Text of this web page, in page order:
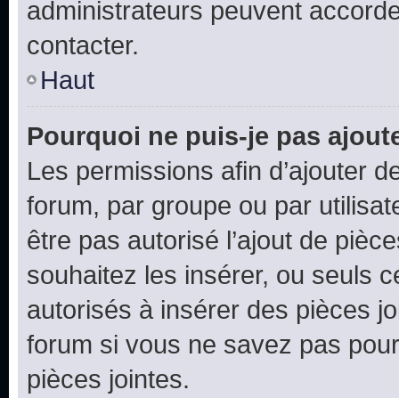
administrateurs peuvent
contacter.
Haut
Pourquoi ne puis-je pas
Les permissions afin d’ajouter
forum, par groupe ou par
être pas autorisé l’ajout de
souhaitez les insérer, ou seuls
autorisés à insérer des pièces
forum si vous ne savez pas
pièces jointes.